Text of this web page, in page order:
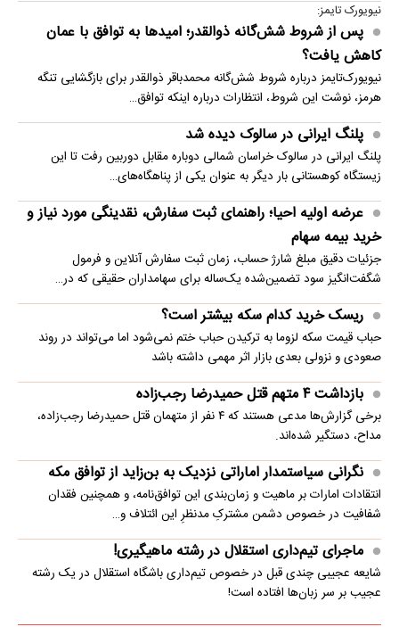
نیویورک تایمز:
پس از شروط شش‌گانه ذوالقدر؛ امیدها به توافق با عمان
کاهش یافت؟
نیویورک‌تایمز درباره شروط شش‌گانه محمدباقر ذوالقدر برای بازگشایی تنگه
هرمز، نوشت این شروط، انتظارات درباره اینکه توافق…
پلنگ ایرانی در سالوک دیده شد
پلنگ ایرانی در سالوک خراسان شمالی دوباره مقابل دوربین رفت تا این
زیستگاه کوهستانی بار دیگر به عنوان یکی از پناهگاه‌های…
عرضه اولیه احیا؛ راهنمای ثبت سفارش، نقدینگی مورد نیاز و
خرید بیمه سهام
جزئیات دقیق مبلغ شارژ حساب، زمان ثبت سفارش آنلاین و فرمول
شگفت‌انگیز سود تضمین‌شده یک‌ساله برای سهامداران حقیقی که در…
ریسک خرید کدام سکه بیشتر است؟
حباب قیمت سکه لزوما به ترکیدن حباب ختم نمی‌شود اما می‌تواند در روند
صعودی و نزولی بعدی بازار اثر مهمی داشته باشد
بازداشت ۴ متهم قتل حمیدرضا رجب‌زاده
برخی گزارش‌ها مدعی هستند که ۴ نفر از متهمان قتل حمیدرضا رجب‌زاده،
مداح، دستگیر شده‌اند.
نگرانی سیاستمدار اماراتی نزدیک به بن‌زاید از توافق مکه
انتقادات امارات بر ماهیت و زمان‌بندی این توافق‌نامه، و همچنین فقدان
شفافیت در خصوص دشمن مشترکِ مدنظرِ این ائتلاف و…
ماجرای تیم‌داری استقلال در رشته ماهیگیری!
شایعه عجیبی چندی قبل در خصوص تیم‌داری باشگاه استقلال در یک رشته
عجیب بر سر زبان‌ها افتاده است!